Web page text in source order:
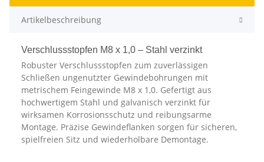
Artikelbeschreibung
Verschlussstopfen M8 x 1,0 – Stahl verzinkt
Robuster Verschlussstopfen zum zuverlässigen
Schließen ungenutzter Gewindebohrungen mit
metrischem Feingewinde M8 x 1,0. Gefertigt aus
hochwertigem Stahl und galvanisch verzinkt für
wirksamen Korrosionsschutz und reibungsarme
Montage. Präzise Gewindeflanken sorgen für sicheren,
spielfreien Sitz und wiederholbare Demontage.